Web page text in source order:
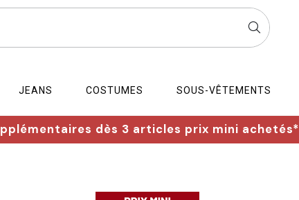
JEANS COSTUMES SOUS-VÊTEMENTS
dès 3 articles prix mini achetés*